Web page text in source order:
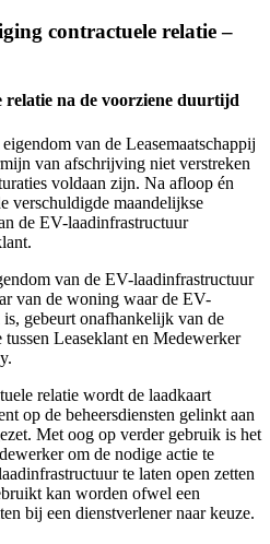
contractuele relatie –
relatie na de voorziene duurtijd
van de Leasemaatschappij
van afschrijving niet verstreken
voldaan zijn. Na afloop én
verschuldigde maandelijkse
de EV-laadinfrastructuur
van de EV-laadinfrastructuur
van de woning waar de EV-
gebeurt onafhankelijk van de
Leaseklant en Medewerker
relatie wordt de laadkaart
op de beheersdiensten gelinkt aan
Met oog op verder gebruik is het
om de nodige actie te
te laten open zetten
kan worden ofwel een
bij een dienstverlener naar keuze.